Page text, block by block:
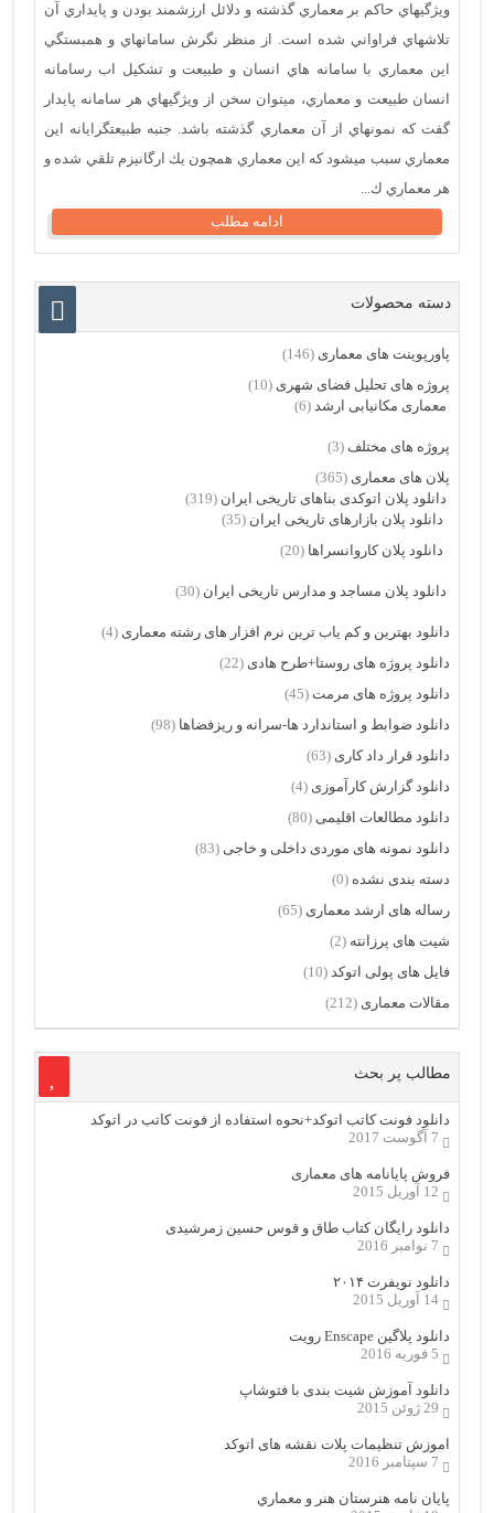
ويژگيهاي حاكم بر معماري گذشته و دلائل ارزشمند بودن و پايداري آن
تلاشهاي فراواني شده است. از منظر نگرش سامانهاي و همبستگي
اين معماري با سامانه هاي انسان و طبيعت و تشكيل اب رسامانه
انسان طبيعت و معماري، ميتوان سخن از ويژگيهاي هر سامانه پايدار
گفت كه نمونهاي از آن معماري گذشته باشد. جنبه طبيعتگرايانه اين
معماري سبب ميشود كه اين معماري همچون يك ارگانيزم تلقي شده و
هر معماري ك...
ادامه مطلب
دسته محصولات
پاورپوینت های معماری (146)
پروژه های تحلیل فضای شهری (10)
معماری مکانیابی ارشد (6)
پروژه های مختلف (3)
پلان های معماری (365)
دانلود پلان اتوکدی بناهای تاریخی ایران (319)
دانلود پلان بازارهای تاریخی ایران (35)
دانلود پلان کاروانسراها (20)
دانلود پلان مساجد و مدارس تاریخی ایران (30)
دانلود بهترین و کم یاب ترین نرم افزار های رشته معماری (4)
دانلود پروژه های روستا+طرح هادی (22)
دانلود پروژه های مرمت (45)
دانلود ضوابط و استاندارد ها-سرانه و ریزفضاها (98)
دانلود قرار داد کاری (63)
دانلود گزارش کارآموزی (4)
دانلود مطالعات اقلیمی (80)
دانلود نمونه های موردی داخلی و خاجی (83)
دسته بندی نشده (0)
رساله های ارشد معماری (65)
شیت های پرزانته (2)
فایل های پولی اتوکد (10)
مقالات معماری (212)
مطالب پر بحث
دانلود فونت کاتب اتوکد+نحوه استفاده از فونت کاتب در اتوکد
7 آگوست 2017
فروش پایانامه های معماری
12 آوریل 2015
دانلود رایگان کتاب طاق و قوس حسین زمرشیدی
7 نوامبر 2016
دانلود نویفرت ۲۰۱۴
14 آوریل 2015
دانلود پلاگین Enscape رویت
5 فوریه 2016
دانلود آموزش شیت بندی با فتوشاپ
29 ژوئن 2015
اموزش تنظیمات پلات نقشه های اتوکد
7 سپتامبر 2016
پایان نامه هنرستان هنر و معماري